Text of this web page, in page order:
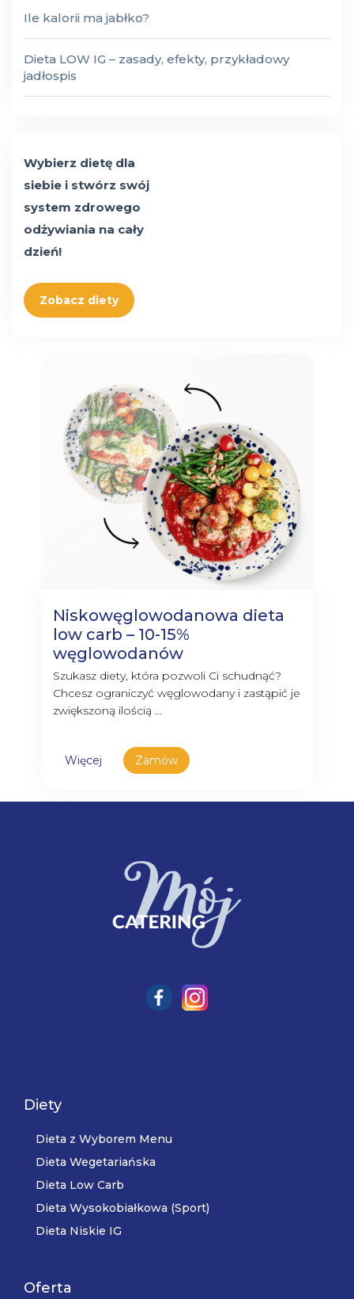
Ile kalorii ma jabłko?
Dieta LOW IG – zasady, efekty, przykładowy
jadłospis
Wybierz dietę dla
siebie i stwórz swój
system zdrowego
odżywiania na cały
dzień!
Zobacz diety
Niskowęglowodanowa dieta
low carb – 10-15%
węglowodanów
Szukasz diety, która pozwoli Ci schudnąć?
Chcesz ograniczyć węglowodany i zastąpić je
zwiększoną ilością ...
Więcej Zamów
Diety
Dieta z Wyborem Menu
Dieta Wegetariańska
Dieta Low Carb
Dieta Wysokobiałkowa (Sport)
Dieta Niskie IG
Oferta